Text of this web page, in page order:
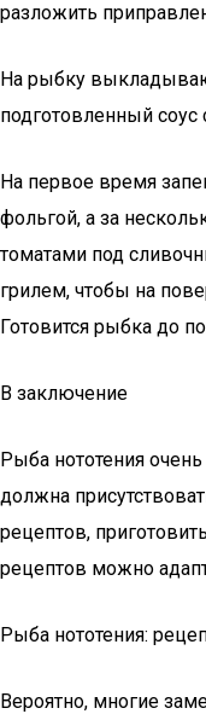
разложить
На рыбку
подготовленный соус
На первое время
фольгой, а за
томатами под
грилем, чтобы на
Готовится рыбка до
В заключение
Рыба нототения
должна
рецептов,
рецептов можно
Рыба нототения:
Вероятно, многие